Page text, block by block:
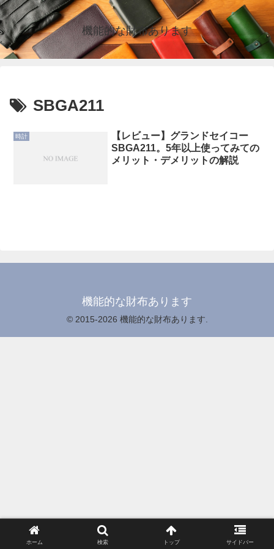
機能的な財布あります
SBGA211
時計
【レビュー】グランドセイコー
SBGA211。5年以上使ってみての
メリット・デメリットの解説
機能的な財布あります
© 2015-2026 機能的な財布あります.
ホーム 検索 トップ サイドバー